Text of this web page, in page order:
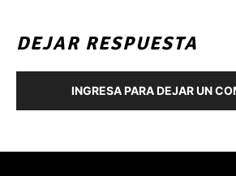
DEJAR RESPUESTA
INGRESA PARA DEJAR UN